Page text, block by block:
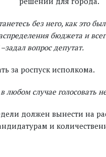
без него, как это
бюджета и
вопрос депутат.
за роспуск исполкома.
любом случае голосовать
должен вынести на
и